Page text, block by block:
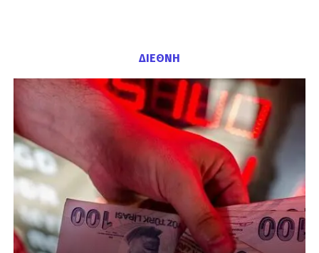
ΔΙΕΘΝΗ